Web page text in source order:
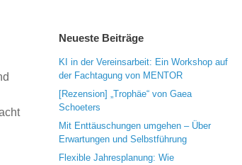
Neueste Beiträge
KI in der Vereinsarbeit: Ein Workshop auf
der Fachtagung von MENTOR
[Rezension] „Trophäe“ von Gaea
Schoeters
Mit Enttäuschungen umgehen – Über
Erwartungen und Selbstführung
Flexible Jahresplanung: Wie